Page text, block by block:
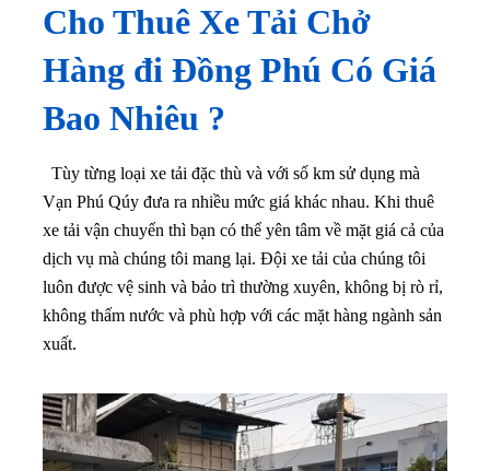
Cho Thuê Xe Tải Chở
Hàng đi Đồng Phú Có Giá
Bao Nhiêu ?
Tùy từng loại xe tải đặc thù và với số km sử dụng mà
Vạn Phú Qúy đưa ra nhiều mức giá khác nhau. Khi thuê
xe tải vận chuyển thì bạn có thể yên tâm về mặt giá cả của
dịch vụ mà chúng tôi mang lại. Đội xe tải của chúng tôi
luôn được vệ sinh và bảo trì thường xuyên, không bị rò rỉ,
không thấm nước và phù hợp với các mặt hàng ngành sản
xuất.